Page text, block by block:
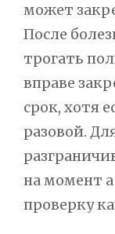
может
После
трогать
вправе
срок, хотя
разовой.
на момент
проверку